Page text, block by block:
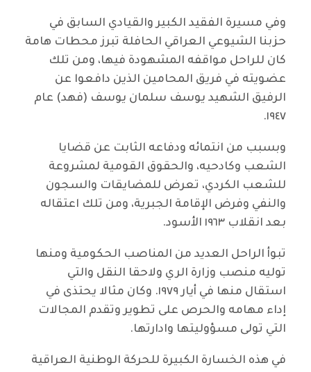
وفي مسيرة الفقيد الكبير والقيادي السابق في
حزبنا الشيوعي العراقي الحافلة تبرز محطات هامة
كان للراحل مواقفه المشهودة فيها، ومن تلك
عضويته في فريق المحامين الذين دافعوا عن
الرفيق الشهيد يوسف سلمان يوسف (فهد) عام
١٩٤٧.
وبسبب من انتمائه ودفاعه الثابت عن قضايا
الشعب وكادحيه، والحقوق القومية لمشروعة
للشعب الكردي، تعرض للمضايقات والسجون
والنفي وفرض الإقامة الجبرية، ومن تلك اعتقاله
بعد انقلاب ١٩٦٣ الأسود.
تبوأ الراحل العديد من المناصب الحكومية ومنها
توليه منصب وزارة الري ولاحقا النقل والتي
استقال منها في أيار ١٩٧٩. وكان مثالا يحتذى في
إداء مهامه والحرص على تطوير وتقدم المجالات
التي تولى مسؤوليتها وادارتها.
في هذه الخسارة الكبيرة للحركة الوطنية العراقية